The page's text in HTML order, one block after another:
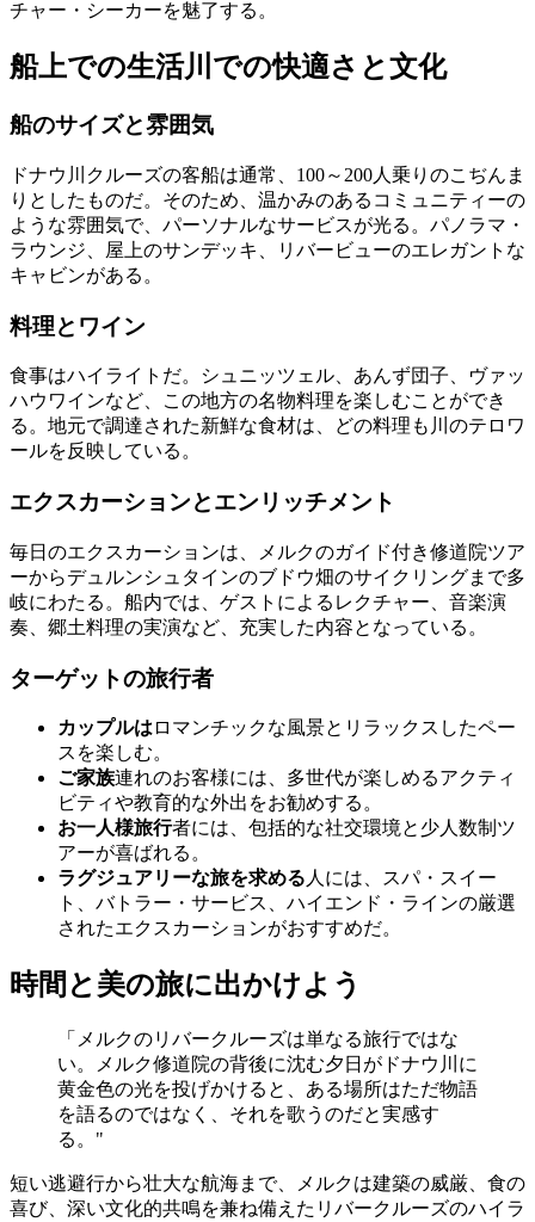
チャー・シーカーを魅了する。
船上での生活川での快適さと文化
船のサイズと雰囲気
ドナウ川クルーズの客船は通常、100～200人乗りのこぢんま
りとしたものだ。そのため、温かみのあるコミュニティーの
ような雰囲気で、パーソナルなサービスが光る。パノラマ・
ラウンジ、屋上のサンデッキ、リバービューのエレガントな
キャビンがある。
料理とワイン
食事はハイライトだ。シュニッツェル、あんず団子、ヴァッ
ハウワインなど、この地方の名物料理を楽しむことができ
る。地元で調達された新鮮な食材は、どの料理も川のテロワ
ールを反映している。
エクスカーションとエンリッチメント
毎日のエクスカーションは、メルクのガイド付き修道院ツア
ーからデュルンシュタインのブドウ畑のサイクリングまで多
岐にわたる。船内では、ゲストによるレクチャー、音楽演
奏、郷土料理の実演など、充実した内容となっている。
ターゲットの旅行者
カップルは ロマンチックな風景とリラックスしたペー
スを楽しむ。
ご家族連れのお客様には、多世代が楽しめるアクティ
ビティや教育的な外出をお勧めする。
お一人様旅行者には、包括的な社交環境と少人数制ツ
アーが喜ばれる。
ラグジュアリーな旅を求める 人には、スパ・スイー
ト、バトラー・サービス、ハイエンド・ラインの厳選
されたエクスカーションがおすすめだ。
時間と美の旅に出かけよう
「メルクのリバークルーズは単なる旅行ではな
い。メルク修道院の背後に沈む夕日がドナウ川に
黄金色の光を投げかけると、ある場所はただ物語
を語るのではなく、それを歌うのだと実感す
る。"
短い逃避行から壮大な航海まで、メルクは建築の威厳、食の
喜び、深い文化的共鳴を兼ね備えたリバークルーズのハイラ